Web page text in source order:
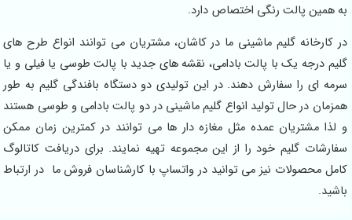
به همین پالت رنگی اختصاص دارد.
در کارخانه گلیم ماشینی ما در کاشان، مشتریان می توانند انواع طرح های
گلیم درجه یک با پالت بادامی، نقشه های جدید با پالت طوسی یا فیلی و یا
سرمه ای را سفارش دهند. در این تولیدی دو دستگاه بافندگی گلیم به طور
همزمان در حال تولید انواع گلیم ماشینی در دو پالت بادامی و طوسی هستند
و لذا مشتریان عمده مثل مغازه دار ها می توانند در کمترین زمان ممکن
سفارشات گلیم خود را از این مجموعه تهیه نمایند. برای دریافت کاتالوگ
کامل محصولات نیز می توانید در واتساپ با کارشناسان فروش ما در ارتباط
باشید.